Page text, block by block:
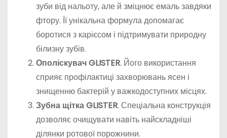
зуби від нальоту, але й зміцнює емаль завдяки
фтору. Її унікальна формула допомагає
боротися з карієсом і підтримувати природну
білизну зубів.
Ополіскувач GLISTER. Його використання
сприяє профілактиці захворювань ясен і
знищенню бактерій у важкодоступних місцях.
Зубна щітка GLISTER. Спеціальна конструкція
дозволяє очищувати навіть найскладніші
ділянки ротової порожнини.